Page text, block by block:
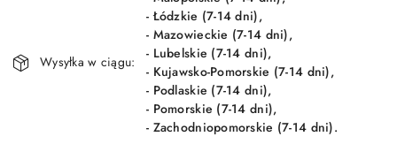
Wysyłka w ciągu:
- Łódzkie (7-14 dni),
- Mazowieckie (7-14 dni),
- Lubelskie (7-14 dni),
- Kujawsko-Pomorskie (7-14 dni),
- Podlaskie (7-14 dni),
- Pomorskie (7-14 dni),
- Zachodniopomorskie (7-14 dni).